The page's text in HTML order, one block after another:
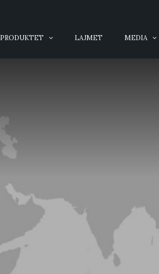
PRODUKTET LAJMET MEDIA